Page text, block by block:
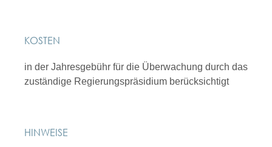
KOSTEN
in der Jahresgebühr für die Überwachung durch das
zuständige Regierungspräsidium berücksichtigt
HINWEISE